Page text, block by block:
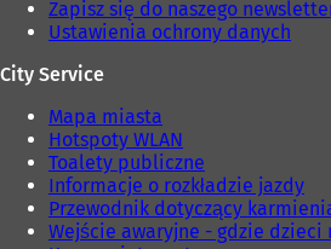
Zapisz się do naszego
Ustawienia ochrony danych
City Service
Mapa miasta
Hotspoty WLAN
Toalety publiczne
Informacje o rozkładzie jazdy
Przewodnik dotyczący
Wejście awaryjne - gdzie dzieci